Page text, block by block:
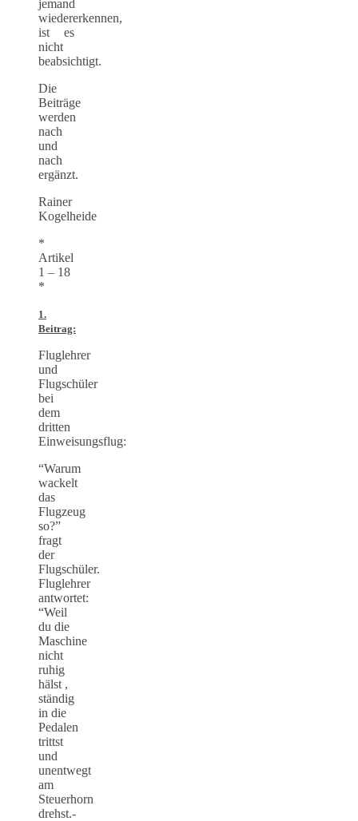
jemand
wiedererkennen,
ist es
nicht
beabsichtigt.
Die
Beiträge
werden
nach
und
nach
ergänzt.
Rainer
Kogelheide
*
Artikel
1 – 18
*
1.
Beitrag:
Fluglehrer
und
Flugschüler
bei
dem
dritten
Einweisungsflug:
“Warum
wackelt
das
Flugzeug
so?”
fragt
der
Flugschüler.
Fluglehrer
antwortet:
“Weil
du die
Maschine
nicht
ruhig
hälst ,
ständig
in die
Pedalen
trittst
und
unentwegt
am
Steuerhorn
drehst.-